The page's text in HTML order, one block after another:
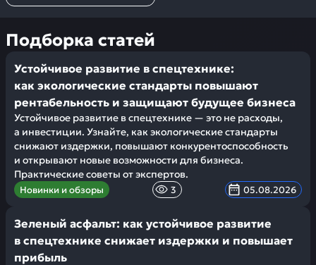
Подборка статей
Устойчивое развитие в спецтехнике:
как экологические стандарты повышают
рентабельность и защищают будущее бизнеса
Устойчивое развитие в спецтехнике — это не расходы,
а инвестиции. Узнайте, как экологические стандарты
снижают издержки, повышают конкурентоспособность
и открывают новые возможности для бизнеса.
Практические советы от экспертов.
Новинки и обзоры 3 05.08.2026
Зеленый асфальт: как устойчивое развитие
в спецтехнике снижает издержки и повышает
прибыль